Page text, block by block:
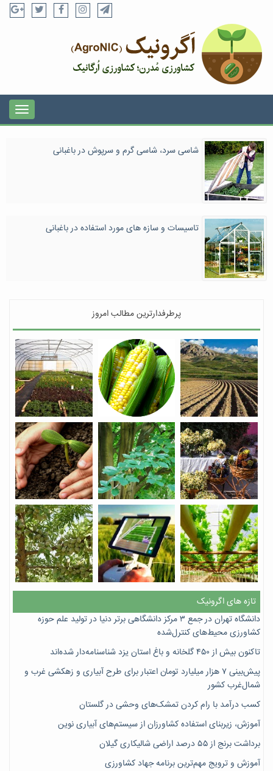
شاسی سرد، شاسی گرم و سرپوش در باغبانی
تاسیسات و سازه های مورد استفاده در باغبانی
پرطرفدارترین مطالب امروز
تازه های اگرونیک
دانشگاه تهران در جمع ۳ مرکز دانشگاهی برتر دنیا در تولید علم حوزه
کشاورزی محیط‌های کنترل‌شده
تاکنون بیش از ۴۵۰ گلخانه و باغ استان یزد شناسنامه‌دار شده‌اند
پیش‌بینی ۷‌ هزار میلیارد تومان اعتبار برای طرح آبیاری و زهکشی غرب و
شمال‌غرب کشور
کسب درآمد با رام کردن تمشک‌های وحشی در گلستان
آموزش، زیربنای استفاده کشاورزان از سیستم‌های آبیاری نوین
برداشت برنج از ۵۵ درصد اراضی شالیکاری گیلان
آموزش و ترویج مهم‌ترین برنامه جهاد کشاورزی